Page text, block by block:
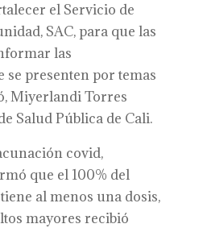
el Servicio de
SAC, para que las
las
presenten por temas
Miyerlandi Torres
Salud Pública de Cali.
covid,
que el 100% del
al menos una dosis,
mayores recibió